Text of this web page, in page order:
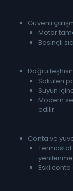
Güvenli
Motor
Basınçlı
Doğru
Sökülen
Suyun
Modern
edilir.
Conta ve
Eski